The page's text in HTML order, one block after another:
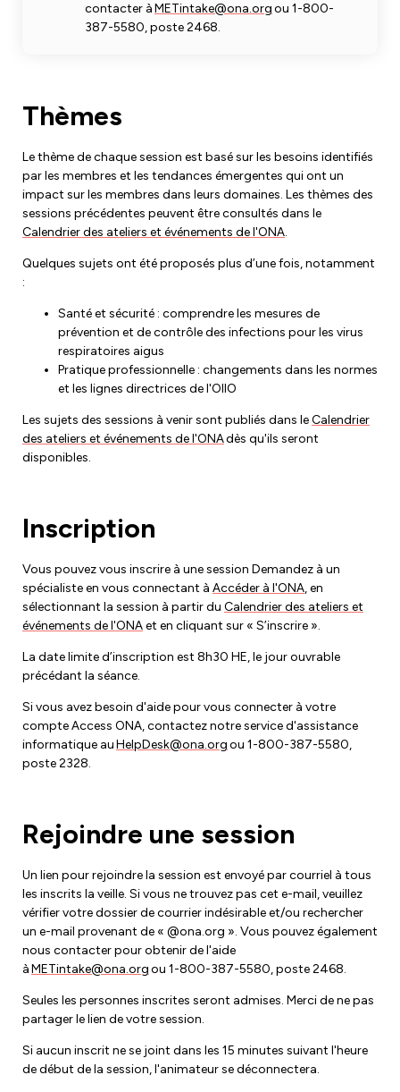
Mettez à jour vos informations de membre
Étudiants infirmiers
Retraités
Infirmières praticiennes
contacter àMETintake@ona.orgou 1-800-
387-5580, poste 2468.
Thèmes
Le thème de chaque session est basé sur les besoins identifiés
par les membres et les tendances émergentes qui ont un
impact sur les membres dans leurs domaines. Les thèmes des
sessions précédentes peuvent être consultés dans le
Calendrier des ateliers et événements de l'ONA.
Quelques sujets ont été proposés plus d’une fois, notamment
:
Santé et sécurité : comprendre les mesures de
prévention et de contrôle des infections pour les virus
respiratoires aigus
Pratique professionnelle : changements dans les normes
et les lignes directrices de l'OIIO
Les sujets des sessions à venir sont publiés dans leCalendrier
des ateliers et événements de l'ONAdès qu'ils seront
disponibles.
Inscription
Vous pouvez vous inscrire à une session Demandez à un
spécialiste en vous connectant à Accéder à l'ONA, en
sélectionnant la session à partir du Calendrier des ateliers et
événements de l'ONAet en cliquant sur « S’inscrire ».
La date limite d’inscription est 8h30 HE, le jour ouvrable
précédant la séance.
Si vous avez besoin d'aide pour vous connecter à votre
compte Access ONA, contactez notre service d'assistance
informatique auHelpDesk@ona.orgou 1-800-387-5580,
poste 2328.
Rejoindre une session
Un lien pour rejoindre la session est envoyé par courriel à tous
les inscrits la veille. Si vous ne trouvez pas cet e-mail, veuillez
vérifier votre dossier de courrier indésirable et/ou rechercher
un e-mail provenant de « @ona.org ». Vous pouvez également
nous contacter pour obtenir de l'aide
àMETintake@ona.orgou 1-800-387-5580, poste 2468.
Seules les personnes inscrites seront admises. Merci de ne pas
partager le lien de votre session.
Si aucun inscrit ne se joint dans les 15 minutes suivant l'heure
de début de la session, l'animateur se déconnectera.